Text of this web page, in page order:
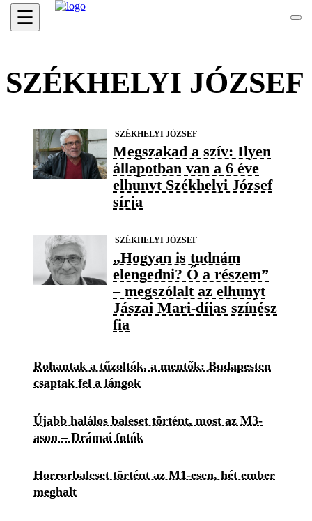
☰
SZÉKHELYI JÓZSEF
SZÉKHELYI JÓZSEF
Megszakad a szív: Ilyen
állapotban van a 6 éve
elhunyt Székhelyi József
sírja
SZÉKHELYI JÓZSEF
„Hogyan is tudnám
elengedni? Ő a részem”
– megszólalt az elhunyt
Jászai Mari-díjas színész
fia
Rohantak a tűzoltók, a mentők: Budapesten
csaptak fel a lángok
Újabb halálos baleset történt, most az M3-
ason – Drámai fotók
Horrorbaleset történt az M1-esen, hét ember
meghalt